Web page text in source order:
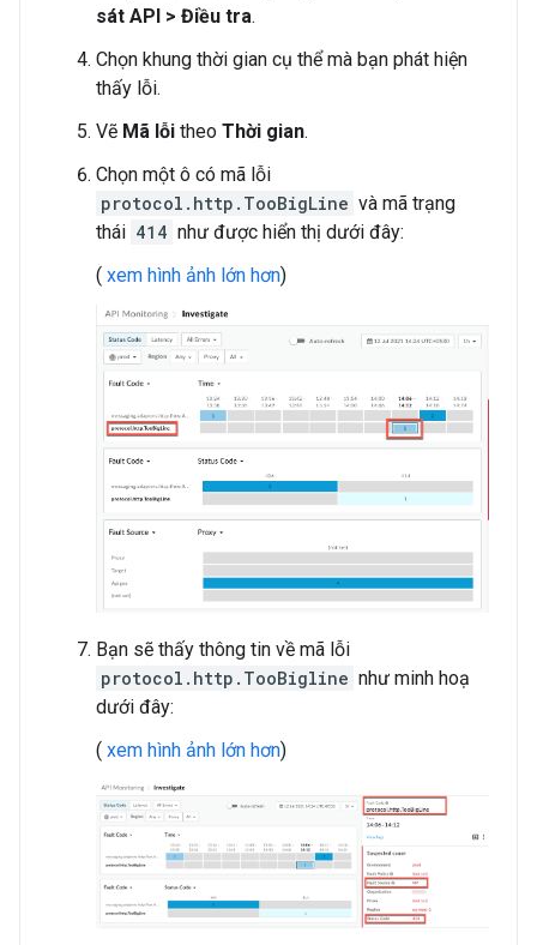
sát API > Điều tra.
Chọn khung thời gian cụ thể mà bạn phát hiện
thấy lỗi.
Vẽ Mã lỗi theo Thời gian.
Chọn một ô có mã lỗi
protocol.http.TooBigLine và mã trạng
thái 414 như được hiển thị dưới đây:
( xem hình ảnh lớn hơn)
Bạn sẽ thấy thông tin về mã lỗi
protocol.http.TooBigline như minh hoạ
dưới đây:
( xem hình ảnh lớn hơn)